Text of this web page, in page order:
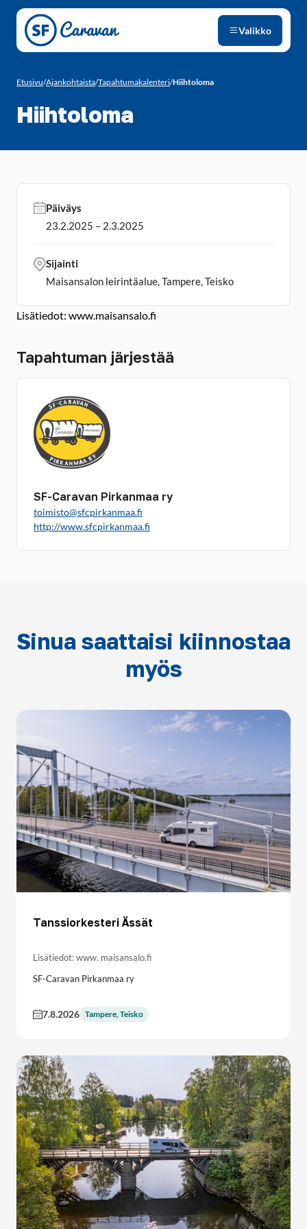
Siirry sivun sisältöön
Valikko
Etusivu/Ajankohtaista/Tapahtumakalenteri/Hiihtoloma
Hiihtoloma
Lisätiedot: www.maisansalo.fi
Tapahtuman järjestää
SF-Caravan Pirkanmaa ry
toimisto@sfcpirkanmaa.fi
http://www.sfcpirkanmaa.fi
Päiväys
23.2.2025 – 2.3.2025
Sijainti
Maisansalon leirintäalue, Tampere, Teisko
Sinua saattaisi kiinnostaa
myös
Tanssiorkesteri Ässät
Lisätiedot: www. maisansalo.fi
SF-Caravan Pirkanmaa ry
7.8.2026 Tampere, Teisko